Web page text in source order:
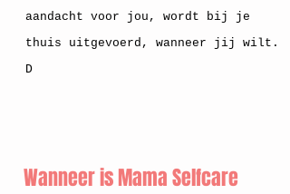
aandacht voor jou, wordt bij je
thuis uitgevoerd, wanneer jij wilt.
D
Wanneer is Mama Selfcare